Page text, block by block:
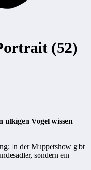
(52)
ulkigen Vogel wissen
In der Muppetshow gibt
sondern ein